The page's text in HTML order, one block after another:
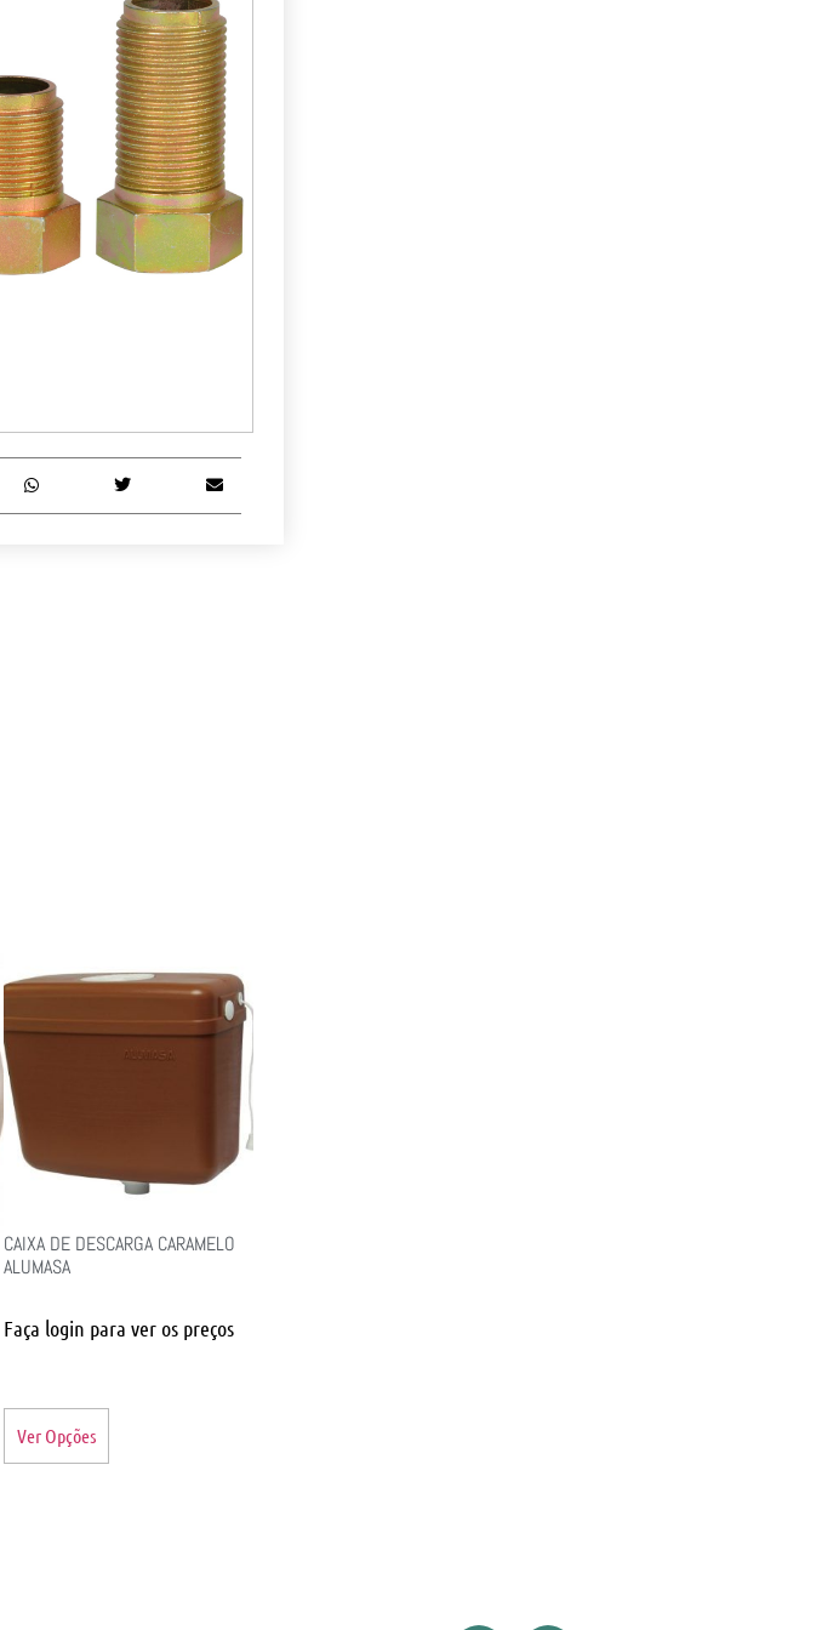
CAIXA DE DESCARGA CARAMELO
ALUMASA
Faça login para ver os preços
Ver Opções